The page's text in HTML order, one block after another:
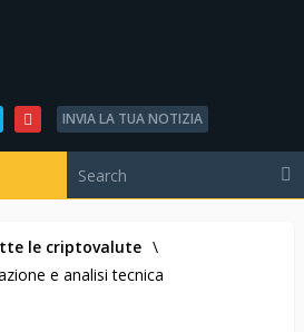
INVIA LA TUA NOTIZIA
le criptovalute \
e analisi tecnica